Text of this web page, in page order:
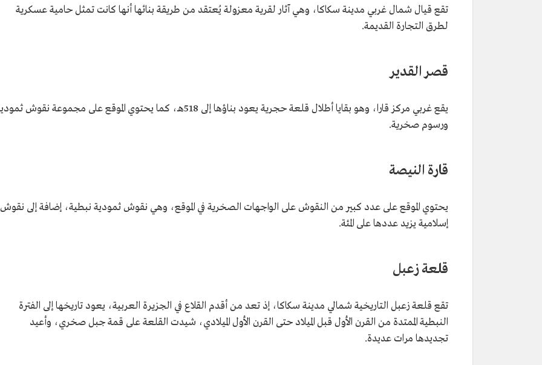
تقع قيال شمال غربي مدينة سكاكا، وهي آثار لقرية معزولة يُعتقد من طريقة بنائها أنها كانت تمثل حامية عسكرية
لطرق التجارة القديمة.
قصر القدير
يقع غربي مركز قارا، وهو بقايا أطلال قلعة حجرية يعود بناؤها إلى 518هـ، كما يحتوي الموقع على مجموعة نقوش
ورسوم صخرية.
قارة النيصة
يحتوي الموقع على عدد كبير من النقوش على الواجهات الصخرية في الموقع، وهي نقوش ثمودية نبطية، إضافة إلى نقوش
إسلامية يزيد عددها على المئة.
قلعة زعبل
تقع قلعة زعبل التاريخية شمالي مدينة سكاكا، إذ تعد من أقدم القلاع في الجزيرة العربية، يعود تاريخها إلى الفترة
النبطية الممتدة من القرن الأول قبل الميلاد حتى القرن الأول الميلادي، شيدت القلعة على قمة جبل صخري، وأعيد
تجديدها مرات عديدة.